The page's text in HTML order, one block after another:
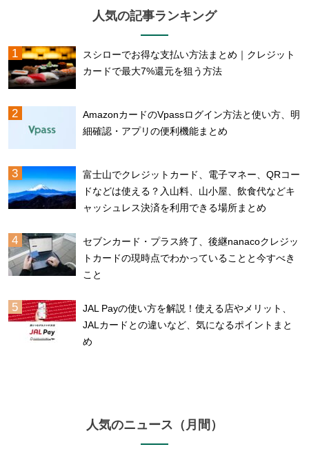
人気の記事ランキング
スシローでお得な支払い方法まとめ｜クレジット
カードで最大7%還元を狙う方法
AmazonカードのVpassログイン方法と使い方、明
細確認・アプリの便利機能まとめ
富士山でクレジットカード、電子マネー、QRコー
ドなどは使える？入山料、山小屋、飲食代などキ
ャッシュレス決済を利用できる場所まとめ
セブンカード・プラス終了、後継nanacoクレジッ
トカードの現時点でわかっていることと今すべき
こと
JAL Payの使い方を解説！使える店やメリット、
JALカードとの違いなど、気になるポイントまと
め
人気のニュース（月間）